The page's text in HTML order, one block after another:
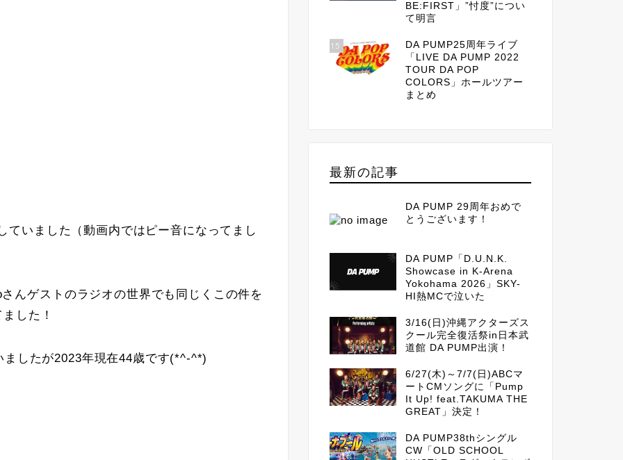
ていました（動画内ではピー音になってまし
んゲストのラジオの世界でも同じくこの件を
した！
したが2023年現在44歳です(*^-^*)
BE:FIRST」”忖度”につい
て明言
15
DA PUMP25周年ライブ
「LIVE DA PUMP 2022
TOUR DA POP
COLORS」ホールツアー
まとめ
最新の記事
DA PUMP 29周年おめで
とうございます！
DA PUMP「D.U.N.K.
Showcase in K-Arena
Yokohama 2026」SKY-
HI熱MCで泣いた
3/16(日)沖縄アクターズス
クール完全復活祭in日本武
道館 DA PUMP出演！
6/27(木)～7/7(日)ABCマ
ートCMソングに「Pump
It Up! feat.TAKUMA THE
GREAT」決定！
DA PUMP38thシングル
CW「OLD SCHOOL